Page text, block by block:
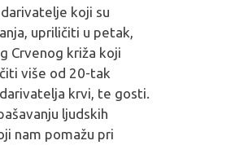
koji su
upriličiti u petak,
Crvenog križa koji
više od 20-tak
krvi, te gosti.
ljudskih
nam pomažu pri